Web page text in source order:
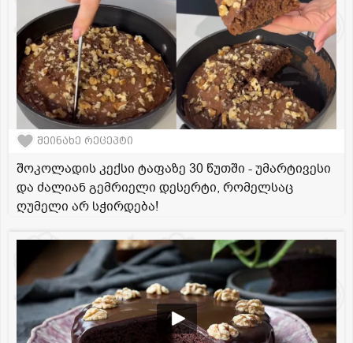
შეინახე რეცეპტი
შოკოლადის კექსი ტაფაზე 30 წუთში - უმარტივესი
და ძალიან გემრიელი დესერტი, რომელსაც
ღუმელი არ სჭირდება!